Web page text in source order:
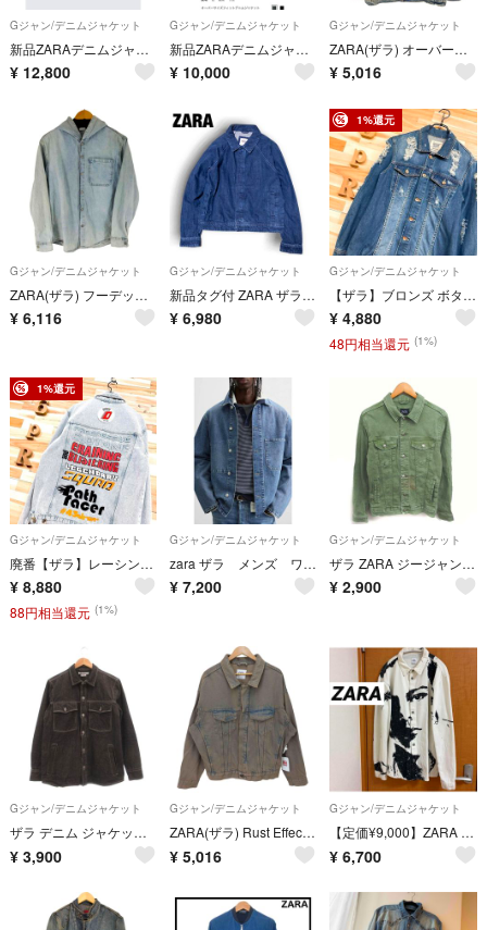
Gジャン/デニムジャケット
新品ZARAデニムジャケット
¥ 12,800
Gジャン/デニムジャケット
新品ZARAデニムジャケット
¥ 10,000
Gジャン/デニムジャケット
ZARA(ザラ) オーバーサイズ ウオッシュ加工 デニム ジャケット メンズ
¥ 5,016
Gジャン/デニムジャケット
ZARA(ザラ) フーデット デニムジャケット メンズ アウター ジャケット
¥ 6,116
Gジャン/デニムジャケット
新品タグ付 ZARA ザラ デニムジャケット インディゴ L ラグラン トルコ製
¥ 6,980
1%還元
Gジャン/デニムジャケット
【ザラ】ブロンズ ボタン ハード ダメージ デニムジャケット M 紺インディゴ
¥ 4,880
48円相当還元 (1%)
1%還元
Gジャン/デニムジャケット
廃番【ザラ】レーシング パッチ ロゴ ブリーチ デニム ジャケット M 青×赤
¥ 8,880
88円相当還元 (1%)
Gジャン/デニムジャケット
zara ザラ メンズ ワーク ポケット デニムジャケット ボタン 襟 L〜XL
¥ 7,200
Gジャン/デニムジャケット
ザラ ZARA ジージャン Gジャン デニム ジャケット ウォッシュ加工 S 緑
¥ 2,900
Gジャン/デニムジャケット
ザラ デニム ジャケット Gジャン アウター S インディゴブラック 胸ポケット
¥ 3,900
Gジャン/デニムジャケット
ZARA(ザラ) Rust Effect Denim Jean Jacket
¥ 5,016
Gジャン/デニムジャケット
【定価¥9,000】ZARA ホワイトデニムジャケット
¥ 6,700